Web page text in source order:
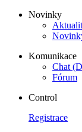
Novinky
Komunikace
Chat
Fórum
Control
Registrace